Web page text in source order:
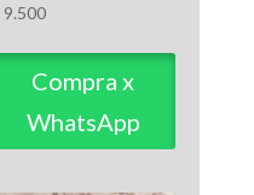
9.500
Compra x
WhatsApp